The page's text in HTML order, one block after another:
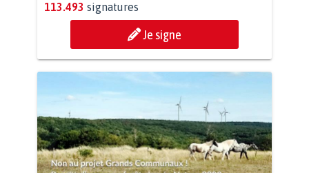
113.493 signatures
Je signe